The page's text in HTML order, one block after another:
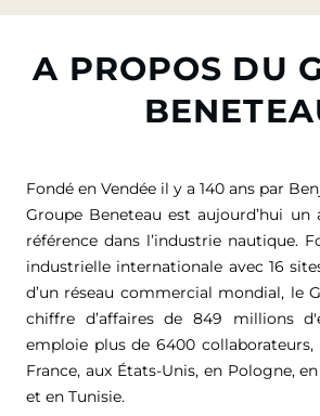
A PROPOS DU
Fondé en Vendée il y a 140 ans par
Groupe Beneteau est aujourd’hui
référence dans l’industrie nautique.
industrielle internationale avec 16
d’un réseau commercial mondial, le
chiffre d’affaires de 849 millions
emploie plus de 6400
France, aux États-Unis, en Pologne,
et en Tunisie.